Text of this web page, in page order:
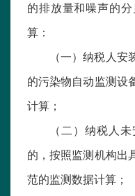
的排放量和噪声的
算：
（一）纳税人
的污染物自动监测设
计算；
（二）纳税人
的，按照监测机构出
范的监测数据计算；